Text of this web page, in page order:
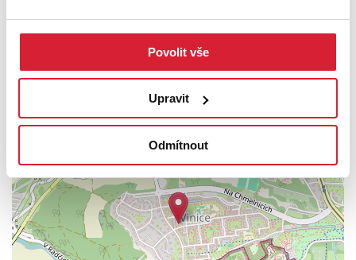
Povolit vše
Upravit
Odmítnout
UMÍSTĚNÍ OBJEKTU
+